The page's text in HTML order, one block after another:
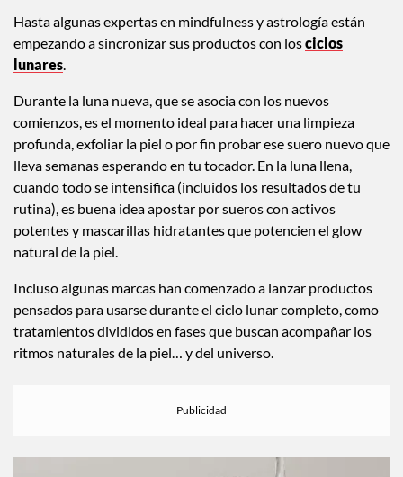
Hasta algunas expertas en mindfulness y astrología están
empezando a sincronizar sus productos con losciclos
lunares.
Durante la luna nueva, que se asocia con los nuevos
comienzos, es el momento ideal para hacer una limpieza
profunda, exfoliar la piel o por fin probar ese suero nuevo que
lleva semanas esperando en tu tocador. En la luna llena,
cuando todo se intensifica (incluidos los resultados de tu
rutina), es buena idea apostar por sueros con activos
potentes y mascarillas hidratantes que potencien el glow
natural de la piel.
Incluso algunas marcas han comenzado a lanzar productos
pensados para usarse durante el ciclo lunar completo, como
tratamientos divididos en fases que buscan acompañar los
ritmos naturales de la piel… y del universo.